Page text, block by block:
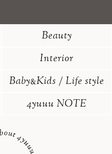
Beauty
Interior
Baby&Kids / Life style
4yuuu NOTE